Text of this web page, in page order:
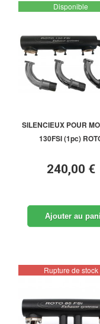
Disponible
SILENCIEUX POUR
130FSI (1pc)
240,00 €
Ajouter au
Rupture de stock